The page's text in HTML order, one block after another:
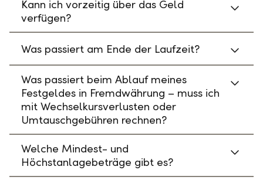
Kann ich vorzeitig über das Geld
verfügen?
Was passiert am Ende der Laufzeit?
Was passiert beim Ablauf meines
Festgeldes in Fremdwährung – muss ich
mit Wechselkursverlusten oder
Umtauschgebühren rechnen?
Welche Mindest- und
Höchstanlagebeträge gibt es?